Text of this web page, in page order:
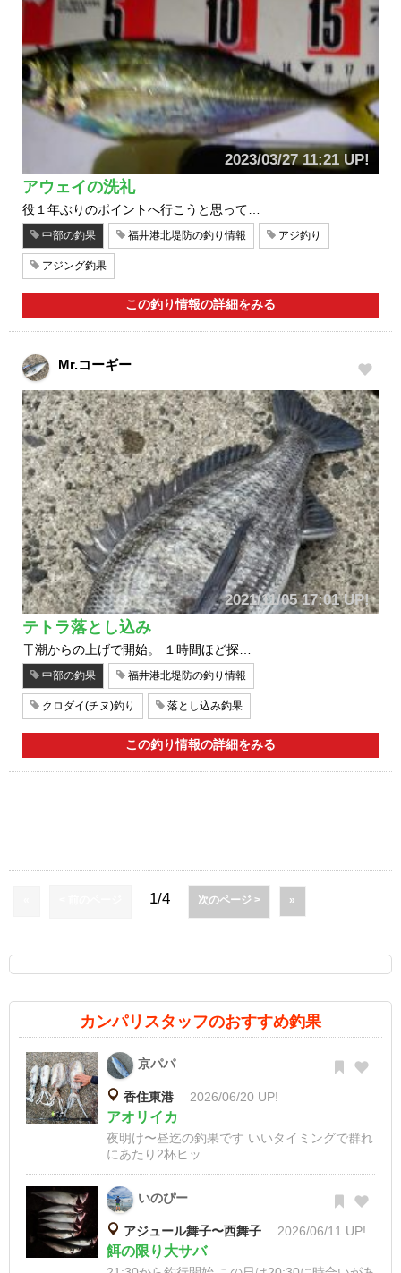
2023/03/27 11:21 UP!
アウェイの洗礼
役１年ぶりのポイントへ行こうと思って…
中部の釣果 福井港北堤防の釣り情報 アジ釣り
アジング釣果
この釣り情報の詳細をみる
Mr.コーギー
2021/11/05 17:01 UP!
テトラ落とし込み
干潮からの上げで開始。 １時間ほど探…
中部の釣果 福井港北堤防の釣り情報
クロダイ(チヌ)釣り 落とし込み釣果
この釣り情報の詳細をみる
1/4 次のページ > »
カンパリスタッフのおすすめ釣果
京パパ
香住東港 2026/06/20 UP!
アオリイカ
夜明け〜昼迄の釣果です いいタイミングで群れ
にあたり2杯ヒッ...
いのぴー
アジュール舞子〜西舞子 2026/06/11 UP!
餌の限り大サバ